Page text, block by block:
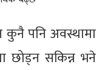
कुनै पनि अवस्थामा
छोड्न सकिन्न भने